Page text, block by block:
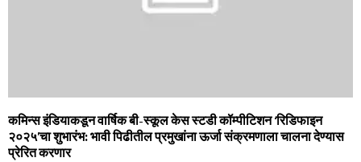
कमिन्‍स इंडियाकडून वार्षिक बी-स्‍कूल केस स्‍टडी कॉम्‍पीटिशन ‘रिडिफाइन
२०२५’चा शुभारंभ: भावी पिढीतील प्रमुखांना ऊर्जा संक्रमणाला चालना देण्‍यास
प्रेरित करणार